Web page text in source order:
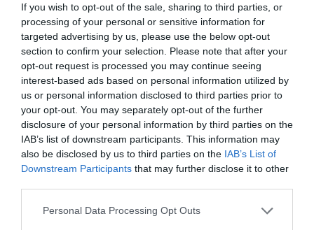
If you wish to opt-out of the sale, sharing to third parties, or
processing of your personal or sensitive information for
targeted advertising by us, please use the below opt-out
section to confirm your selection. Please note that after your
opt-out request is processed you may continue seeing
interest-based ads based on personal information utilized by
us or personal information disclosed to third parties prior to
your opt-out. You may separately opt-out of the further
disclosure of your personal information by third parties on the
IAB’s list of downstream participants. This information may
also be disclosed by us to third parties on the IAB’s List of
Downstream Participants that may further disclose it to other
Personal Data Processing Opt Outs